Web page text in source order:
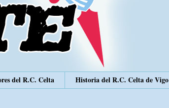
del R.C. Celta
Historia del R.C. Celta de Vigo